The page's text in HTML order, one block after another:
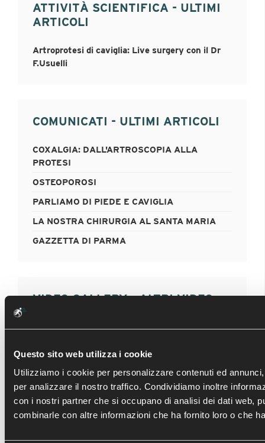
Questo sito web utilizza i cookie
Utilizziamo i cookie per personalizzare contenuti ed
per analizzare il nostro traffico. Condividiamo inoltre
con i nostri partner che si occupano di analisi dei dati web,
combinarle con altre informazioni che ha fornito loro o che
ATTIVITÀ SCIENTIFICA - ULTIMI
ARTICOLI
Artroprotesi di caviglia: Live surgery con il Dr
F.Usuelli
COMUNICATI - ULTIMI ARTICOLI
COXALGIA: DALL'ARTROSCOPIA ALLA
PROTESI
OSTEOPOROSI
PARLIAMO DI PIEDE E CAVIGLIA
LA NOSTRA CHIRURGIA AL SANTA MARIA
GAZZETTA DI PARMA
VIDEO GALLERY - ALTRI VIDEO
FRATTURA TIBIA DISTALE : MIPO